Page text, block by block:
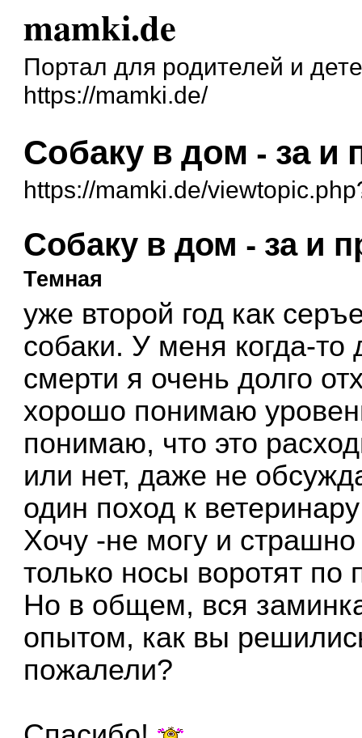
mamki.de
Портал для родителей и
https://mamki.de/
Собаку в дом - за и
https://mamki.de/
Собаку в дом - за и
Темная
уже второй год как
собаки. У меня когда-
смерти я очень долго
хорошо понимаю
понимаю, что это
или нет, даже не
один поход к
Хочу -не могу и
только носы воротят
Но в общем, вся
опытом, как вы
пожалели?